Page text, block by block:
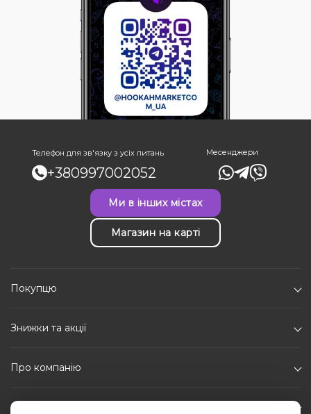
Телефон для зв'язку з усіх питань
+380997002052
Месенджери
Ми в інших містах
Магазин на карті
Покупцю
Знижки та акції
Про компанію
Каталог